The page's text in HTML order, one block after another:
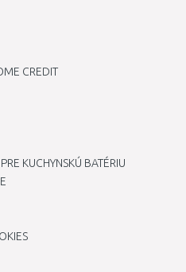
CREDIT
KUCHYNSKÚ BATÉRIU